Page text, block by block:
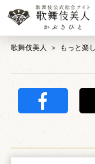
歌舞伎美人 もっと楽